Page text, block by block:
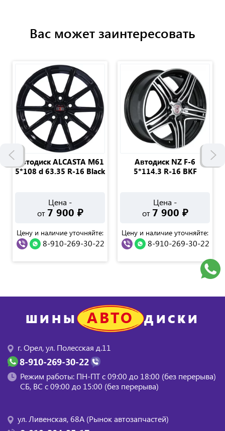
Вас может заинтересовать
Автодиск ALCASTA M61
5*108 d 63.35 R-16 Black
Цена -
от 7 900 ₽
Цену и наличие уточняйте:
8-910-269-30-22
Автодиск NZ F-6
5*114.3 R-16 BKF
Цена -
от 7 900 ₽
Цену и наличие уточняйте:
8-910-269-30-22
ШИНЫ АВТО ДИСКИ
г. Орел, ул. Полесская д.11
8-910-269-30-22
Режим работы: ПН-ПТ с 09:00 до 18:00 (без перерыва)
СБ, BC с 09:00 до 15:00 (без перерыва)
ул. Ливенская, 68А (Рынок автозапчастей)